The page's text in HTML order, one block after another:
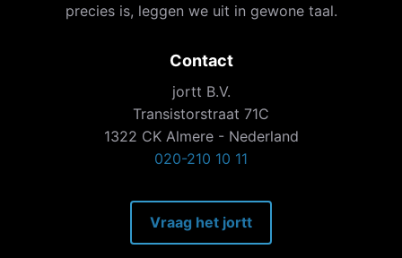
precies is, leggen we uit in gewone taal.
Contact
jortt B.V.
Transistorstraat 71C
1322 CK Almere - Nederland
020-210 10 11
Vraag het jortt